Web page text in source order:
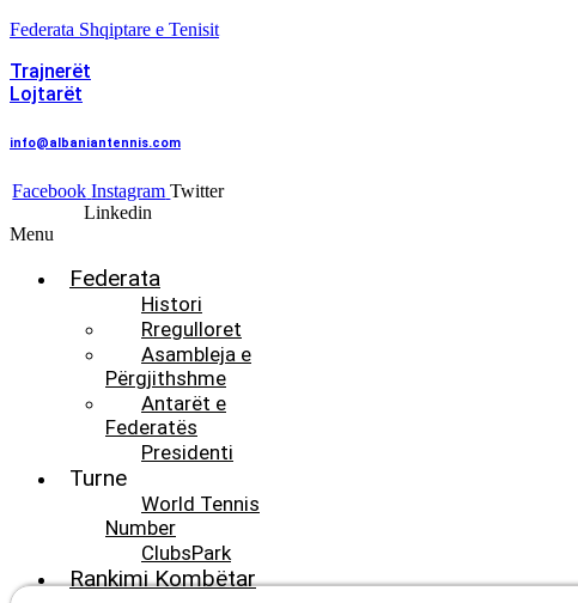
Federata Shqiptare e Tenisit
Trajnerët
Lojtarët
info@albaniantennis.com
Facebook Instagram Twitter
Linkedin
Menu
Federata
Histori
Rregulloret
Asambleja e
Përgjithshme
Antarët e
Federatës
Presidenti
Turne
World Tennis
Number
ClubsPark
Rankimi Kombëtar